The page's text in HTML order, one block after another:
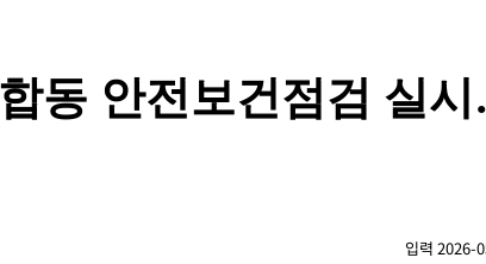
동 안전보건점검 실
입력 2026-